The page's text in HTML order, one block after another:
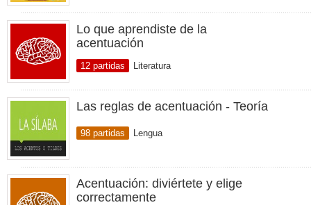
Lo que aprendiste de la
acentuación
12 partidas Literatura
Las reglas de acentuación - Teoría
98 partidas Lengua
Acentuación: diviértete y elige
correctamente